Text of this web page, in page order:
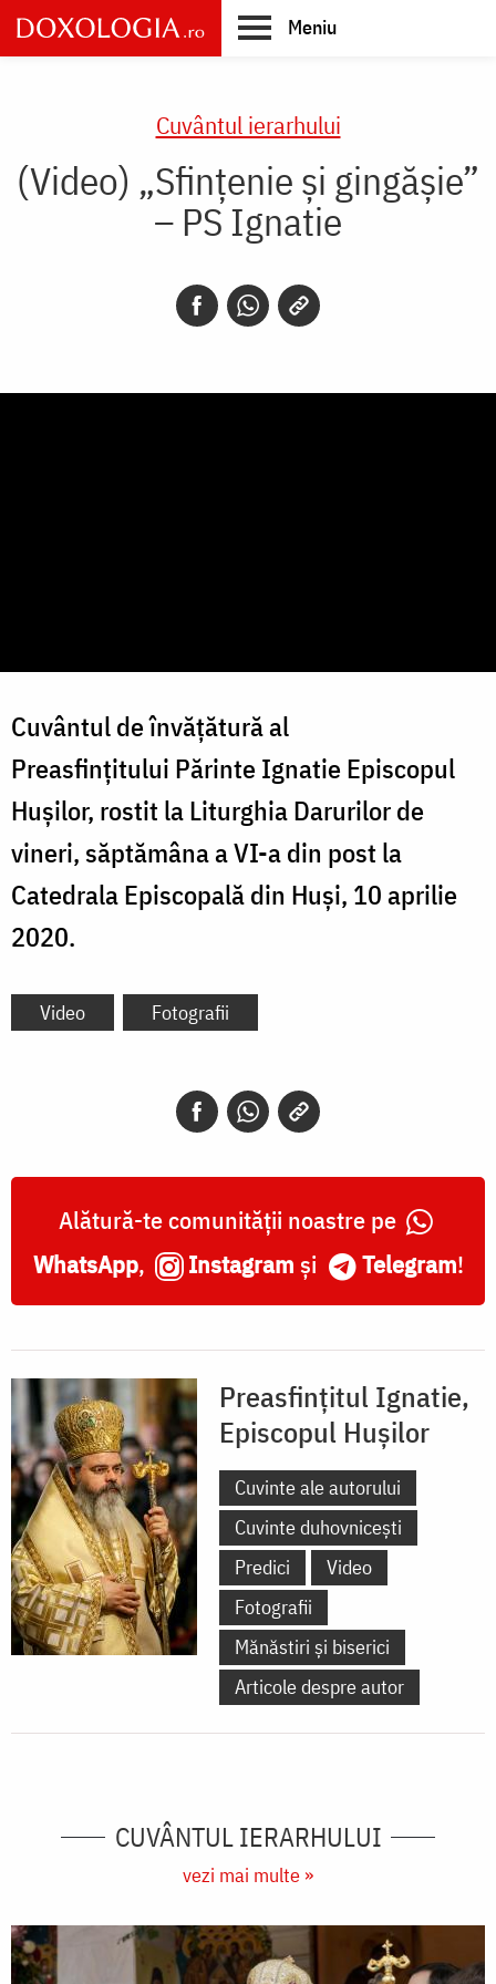
Skip
to
main
Meniu
Cuvântul ierarhului
(Video) „Sfințenie și gingășie”
– PS Ignatie
Cuvântul de învățătură al
Preasfințitului Părinte Ignatie Episcopul
Hușilor, rostit la Liturghia Darurilor de
vineri, săptămâna a VI-a din post la
Catedrala Episcopală din Huși, 10 aprilie
2020.
Video Fotografii
Alătură-te comunității noastre pe
WhatsApp, Instagram și Telegram!
Preasfințitul Ignatie,
Episcopul Hușilor
Cuvinte ale autorului
Cuvinte duhovnicești
Predici
Video
Fotografii
Mănăstiri și biserici
Articole despre autor
CUVÂNTUL IERARHULUI
vezi mai multe »